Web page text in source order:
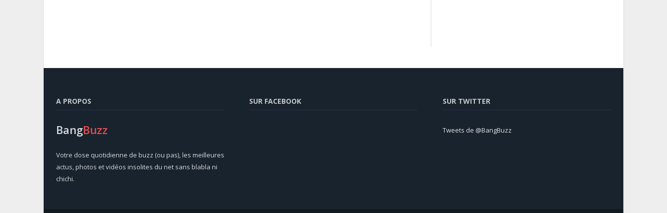
A PROPOS
BangBuzz
Votre dose quotidienne de buzz (ou pas), les meilleures
actus, photos et vidéos insolites du net sans blabla ni
chichi.
SUR FACEBOOK SUR TWITTER
Tweets de @BangBuzz